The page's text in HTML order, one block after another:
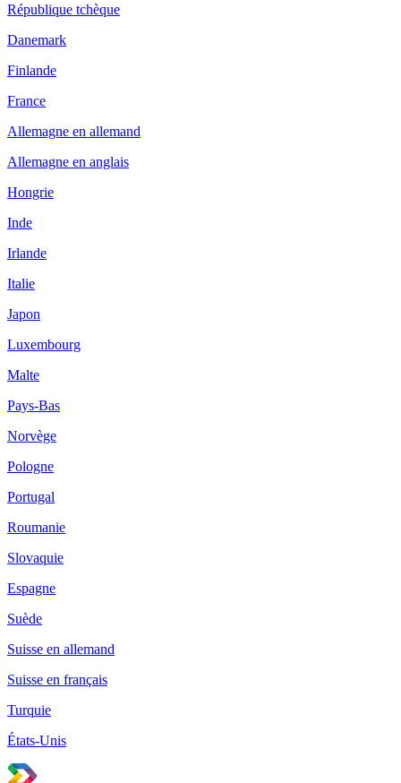
République tchèque
Danemark
Finlande
France
Allemagne en allemand
Allemagne en anglais
Hongrie
Inde
Irlande
Italie
Japon
Luxembourg
Malte
Pays-Bas
Norvège
Pologne
Portugal
Roumanie
Slovaquie
Espagne
Suède
Suisse en allemand
Suisse en français
Turquie
États-Unis